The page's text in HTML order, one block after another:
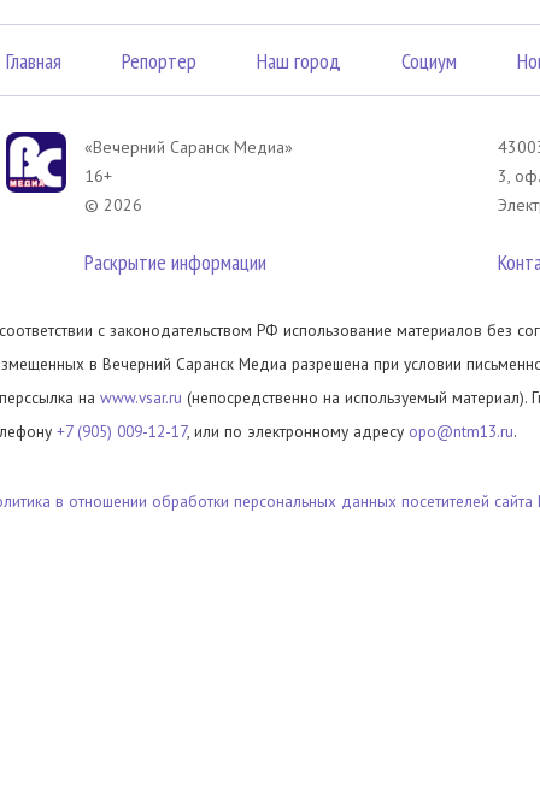
Главная Репортер Наш город Социум
«Вечерний Саранск Mедиа»
16+
© 2026
Раскрытие информации
3,
с законодательством РФ использование материалов без
в Вечерний Саранск Медиа разрешена при условии
на www.vsar.ru (непосредственно на используемый материал).
+7 (905) 009-12-17, или по электронному адресу opo@ntm13.ru.
в отношении обработки персональных данных посетителей